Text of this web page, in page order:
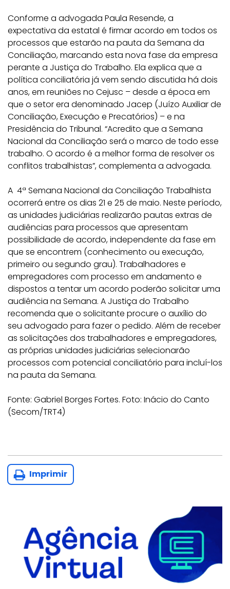
Conforme a advogada Paula Resende, a
expectativa da estatal é firmar acordo em todos os
processos que estarão na pauta da Semana da
Conciliação, marcando esta nova fase da empresa
perante a Justiça do Trabalho. Ela explica que a
política conciliatória já vem sendo discutida há dois
anos, em reuniões no Cejusc – desde a época em
que o setor era denominado Jacep (Juízo Auxiliar de
Conciliação, Execução e Precatórios) – e na
Presidência do Tribunal. “Acredito que a Semana
Nacional da Conciliação será o marco de todo esse
trabalho. O acordo é a melhor forma de resolver os
conflitos trabalhistas”, complementa a advogada.
A 4ª Semana Nacional da Conciliação Trabalhista
ocorrerá entre os dias 21 e 25 de maio. Neste período,
as unidades judiciárias realizarão pautas extras de
audiências para processos que apresentam
possibilidade de acordo, independente da fase em
que se encontrem (conhecimento ou execução,
primeiro ou segundo grau). Trabalhadores e
empregadores com processo em andamento e
dispostos a tentar um acordo poderão solicitar uma
audiência na Semana. A Justiça do Trabalho
recomenda que o solicitante procure o auxílio do
seu advogado para fazer o pedido. Além de receber
as solicitações dos trabalhadores e empregadores,
as próprias unidades judiciárias selecionarão
processos com potencial conciliatório para incluí-los
na pauta da Semana.
Fonte: Gabriel Borges Fortes. Foto: Inácio do Canto
(Secom/TRT4)
Imprimir